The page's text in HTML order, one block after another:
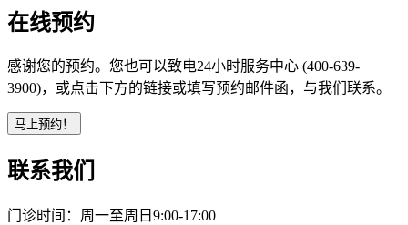
在线预约
感谢您的预约。您也可以致电24小时服务中心 (400-639-
3900)，或点击下方的链接或填写预约邮件函，与我们联系。
联系我们
门诊时间：周一至周日9:00-17:00